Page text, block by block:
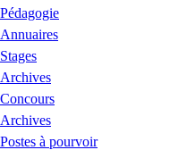
Pédagogie
Annuaires
Stages
Archives
Concours
Archives
Postes à pourvoir